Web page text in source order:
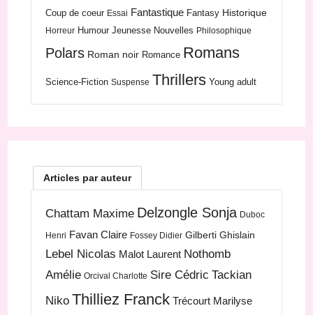
Coup de coeur Essai Fantastique Fantasy Historique
Horreur Humour Jeunesse Nouvelles Philosophique
Polars Roman noir Romance Romans
Science-Fiction Suspense Thrillers Young adult
Articles par auteur
Chattam Maxime Delzongle Sonja Duboc
Henri Favan Claire Fossey Didier Gilberti Ghislain
Lebel Nicolas Malot Laurent Nothomb
Amélie Orcival Charlotte Sire Cédric Tackian
Niko Thilliez Franck Trécourt Marilyse